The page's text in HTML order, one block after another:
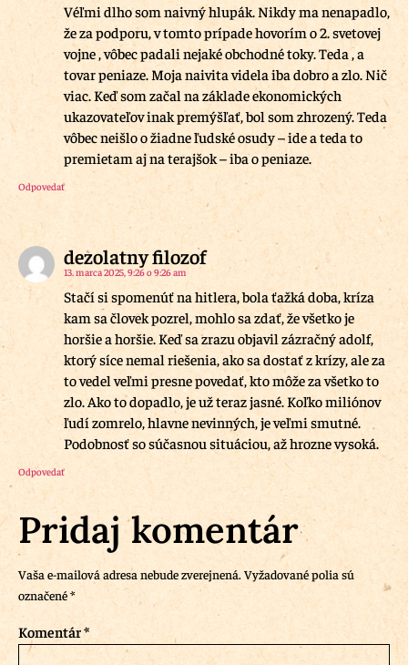
Véľmi dlho som naivný hlupák. Nikdy ma nenapadlo,
že za podporu, v tomto prípade hovorím o 2. svetovej
vojne , vôbec padali nejaké obchodné toky. Teda , a
tovar peniaze. Moja naivita videla iba dobro a zlo. Nič
viac. Keď som začal na základe ekonomických
ukazovateľov inak premýšľať, bol som zhrozený. Teda
vôbec neišlo o žiadne ľudské osudy – ide a teda to
premietam aj na terajšok – iba o peniaze.
Odpovedať
dezolatny filozof
13. marca 2025, 9:26 o 9:26 am
Stačí si spomenúť na hitlera, bola ťažká doba, kríza
kam sa človek pozrel, mohlo sa zdať, že všetko je
horšie a horšie. Keď sa zrazu objavil zázračný adolf,
ktorý síce nemal riešenia, ako sa dostať z krízy, ale za
to vedel veľmi presne povedať, kto môže za všetko to
zlo. Ako to dopadlo, je už teraz jasné. Koľko miliónov
ľudí zomrelo, hlavne nevinných, je veľmi smutné.
Podobnosť so súčasnou situáciou, až hrozne vysoká.
Odpovedať
Pridaj komentár
Vaša e-mailová adresa nebude zverejnená. Vyžadované polia sú
označené*
Komentár*